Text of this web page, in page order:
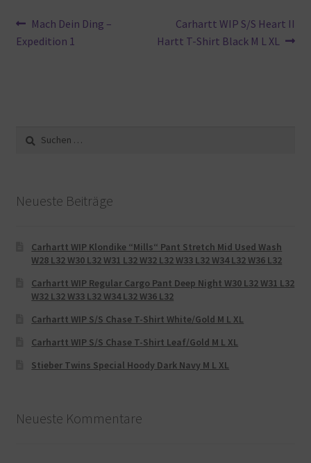
Beitragsnavigation
Vorheriger
Beitrag:
Mach Dein Ding –
Expedition 1
Nächster
Beitrag:
Carhartt WIP S/S Heart II
Hartt T-Shirt Black M L XL
Suche
nach:
Neueste Beiträge
Carhartt WIP Klondike “Mills“ Pant Stretch Mid Used Wash
W28 L32 W30 L32 W31 L32 W32 L32 W33 L32 W34 L32 W36 L32
Carhartt WIP Regular Cargo Pant Deep Night W30 L32 W31 L32
W32 L32 W33 L32 W34 L32 W36 L32
Carhartt WIP S/S Chase T-Shirt White/Gold M L XL
Carhartt WIP S/S Chase T-Shirt Leaf/Gold M L XL
Stieber Twins Special Hoody Dark Navy M L XL
Neueste Kommentare